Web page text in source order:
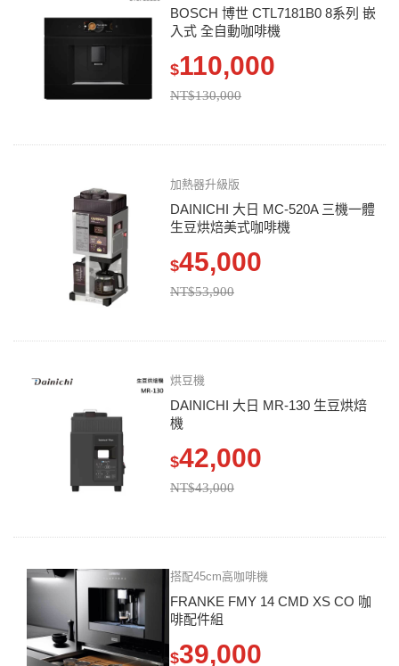
BOSCH 博世 CTL7181B0 8系列 嵌
入式 全自動咖啡機
$110,000
NT$130,000
加熱器升級版
DAINICHI 大日 MC-520A 三機一體
生豆烘焙美式咖啡機
$45,000
NT$53,900
烘豆機
DAINICHI 大日 MR-130 生豆烘焙
機
$42,000
NT$43,000
搭配45cm高咖啡機
FRANKE FMY 14 CMD XS CO 咖
啡配件組
$39,000